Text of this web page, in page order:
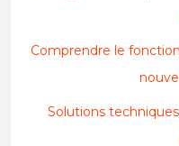
Comprendre le
Solutions